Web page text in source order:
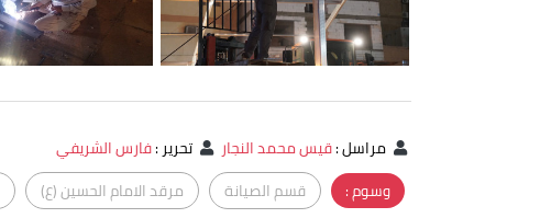
مراسل:قيس محمد النجار تحرير:فارس الشريفي
وسوم :
قسم الصيانة مرقد الامام الحسين (ع)